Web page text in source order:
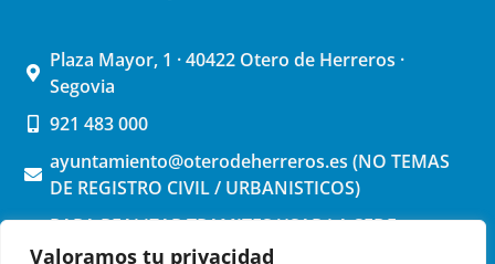
Valoramos tu privacidad
Plaza Mayor, 1 · 40422 Otero de Herreros ·
Segovia
921 483 000
ayuntamiento@oterodeherreros.es (NO TEMAS
DE REGISTRO CIVIL / URBANISTICOS)
PARA REALIZAR TRAMITES USAR LA SEDE
ELECTRONICA (pinchar aquí)